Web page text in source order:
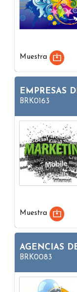
Muestra
EMPRESAS
BRK0163
Muestra
AGENCIAS
BRK0083